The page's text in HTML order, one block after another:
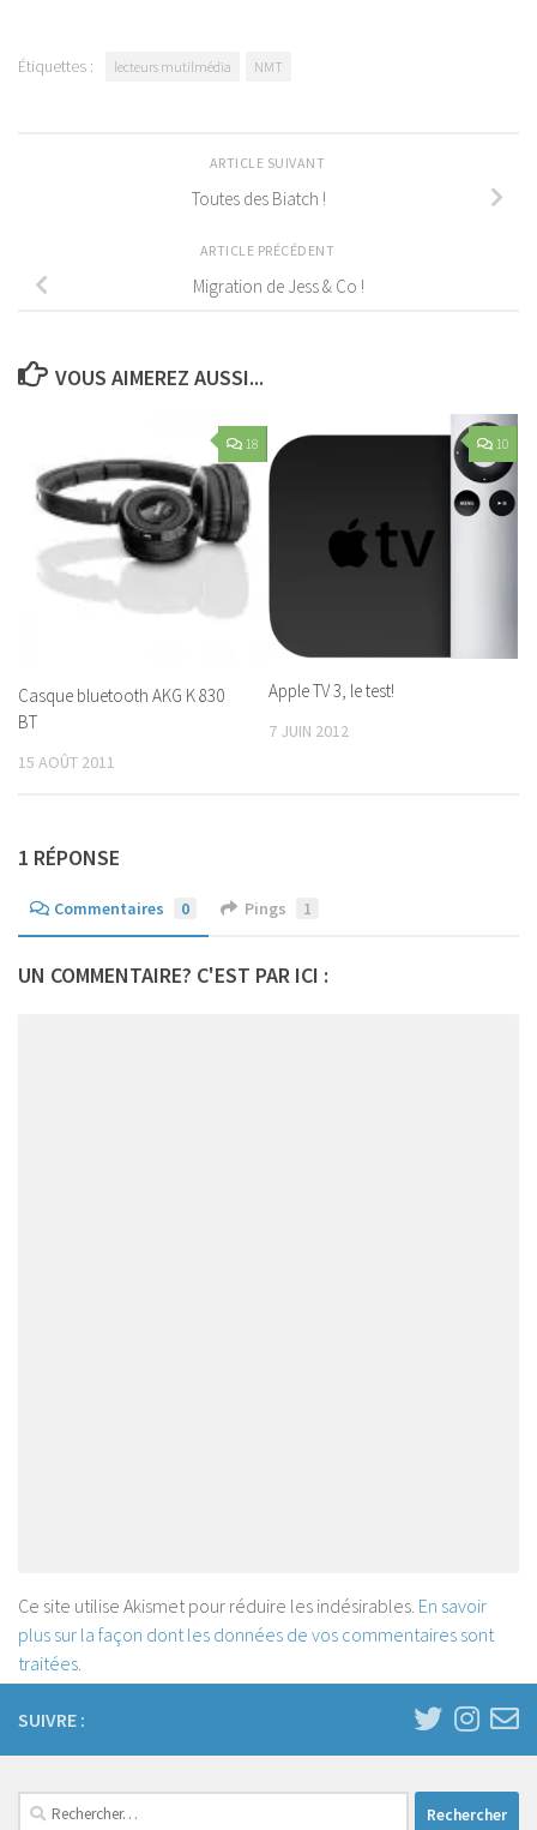
Étiquettes : lecteurs mutilmédia NMT
ARTICLE SUIVANT
Toutes des Biatch !
ARTICLE PRÉCÉDENT
Migration de Jess & Co !
VOUS AIMEREZ AUSSI...
18
Casque bluetooth AKG K 830
BT
15 AOÛT 2011
10
Apple TV 3, le test!
7 JUIN 2012
1 RÉPONSE
Commentaires 0 Pings 1
UN COMMENTAIRE? C'EST PAR ICI :
Ce site utilise Akismet pour réduire les indésirables. En savoir
plus sur la façon dont les données de vos commentaires sont
traitées.
SUIVRE :
Rechercher :